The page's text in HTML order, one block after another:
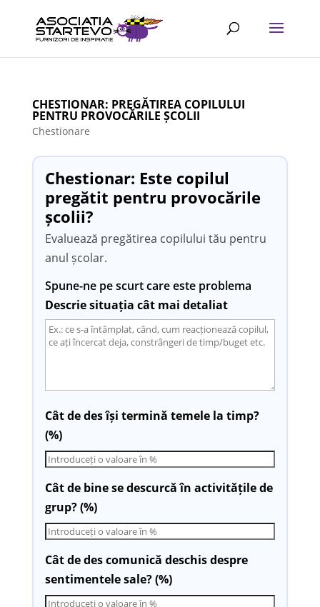
CHESTIONAR: PREGĂTIREA COPILULUI
PENTRU PROVOCĂRILE ȘCOLII
Chestionare
Chestionar: Este copilul
pregătit pentru provocările
școlii?
Evaluează pregătirea copilului tău pentru
anul școlar.
Spune-ne pe scurt care este problema
Descrie situația cât mai detaliat
Cât de des își termină temele la timp?
(%)
Cât de bine se descurcă în activitățile de
grup? (%)
Cât de des comunică deschis despre
sentimentele sale? (%)